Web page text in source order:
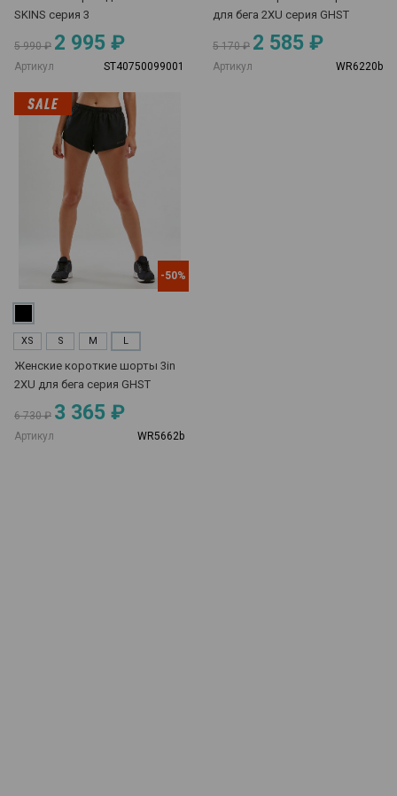
SKINS серия 3
5 990 ₽ 2 995 ₽
Артикул ST40750099001
для бега 2XU серия GHST
5 170 ₽ 2 585 ₽
Артикул WR6220b
-50%
XS S M L
Женские короткие шорты 3in
2XU для бега серия GHST
6 730 ₽ 3 365 ₽
Артикул WR5662b